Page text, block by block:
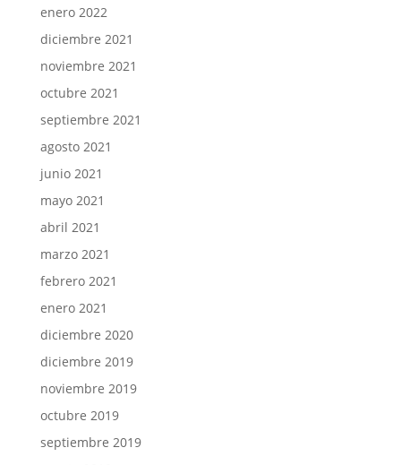
enero 2022
diciembre 2021
noviembre 2021
octubre 2021
septiembre 2021
agosto 2021
junio 2021
mayo 2021
abril 2021
marzo 2021
febrero 2021
enero 2021
diciembre 2020
diciembre 2019
noviembre 2019
octubre 2019
septiembre 2019